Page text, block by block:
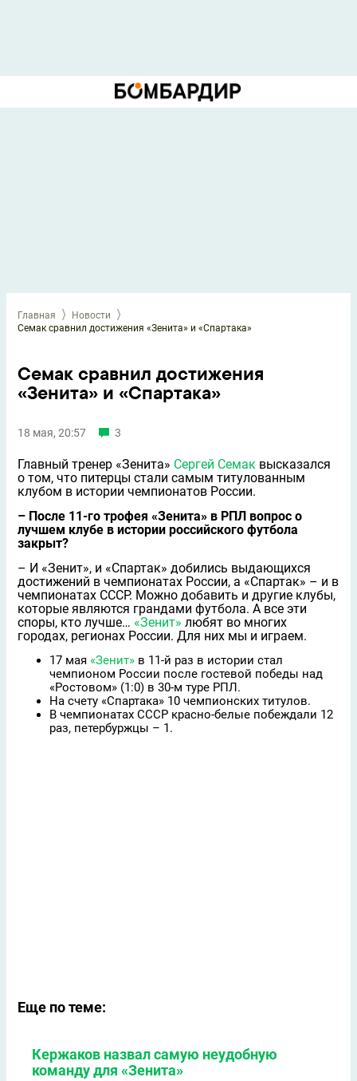
Главная
Новости
Семак сравнил достижения «Зенита» и «Спартака»
Семак сравнил достижения
«Зенита» и «Спартака»
18 мая, 20:57 3
Главный тренер «Зенита» Сергей Семак высказался
о том, что питерцы стали самым титулованным
клубом в истории чемпионатов России.
– После 11-го трофея «Зенита» в РПЛ вопрос о
лучшем клубе в истории российского футбола
закрыт?
– И «Зенит», и «Спартак» добились выдающихся
достижений в чемпионатах России, а «Спартак» – и в
чемпионатах СССР. Можно добавить и другие клубы,
которые являются грандами футбола. А все эти
споры, кто лучше… «Зенит» любят во многих
городах, регионах России. Для них мы и играем.
17 мая «Зенит» в 11-й раз в истории стал
чемпионом России после гостевой победы над
«Ростовом» (1:0) в 30-м туре РПЛ.
На счету «Спартака» 10 чемпионских титулов.
В чемпионатах СССР красно-белые побеждали 12
раз, петербуржцы – 1.
Еще по теме:
Кержаков назвал самую неудобную
команду для «Зенита»